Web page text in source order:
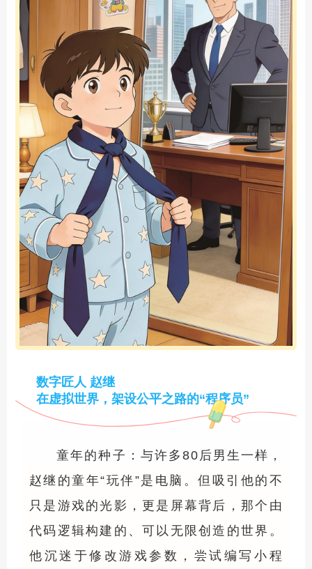
数字匠人 赵继
在虚拟世界，架设公平之路的“程序员”
童年的种子：与许多80后男生一样，
赵继的童年“玩伴”是电脑。但吸引他的不
只是游戏的光影，更是屏幕背后，那个由
代码逻辑构建的、可以无限创造的世界。
他沉迷于修改游戏参数，尝试编写小程